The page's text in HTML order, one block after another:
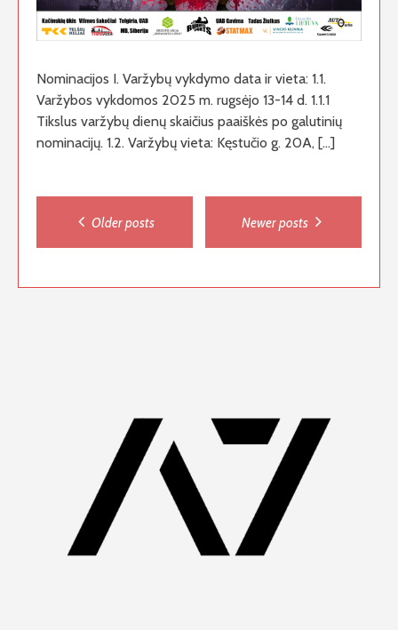
Nominacijos I. Varžybų vykdymo data ir vieta: 1.1.
Varžybos vykdomos 2025 m. rugsėjo 13-14 d. 1.1.1
Tikslus varžybų dienų skaičius paaiškės po galutinių
nominacijų. 1.2. Varžybų vieta: Kęstučio g. 20A, […]
PostsOlder posts Newer posts